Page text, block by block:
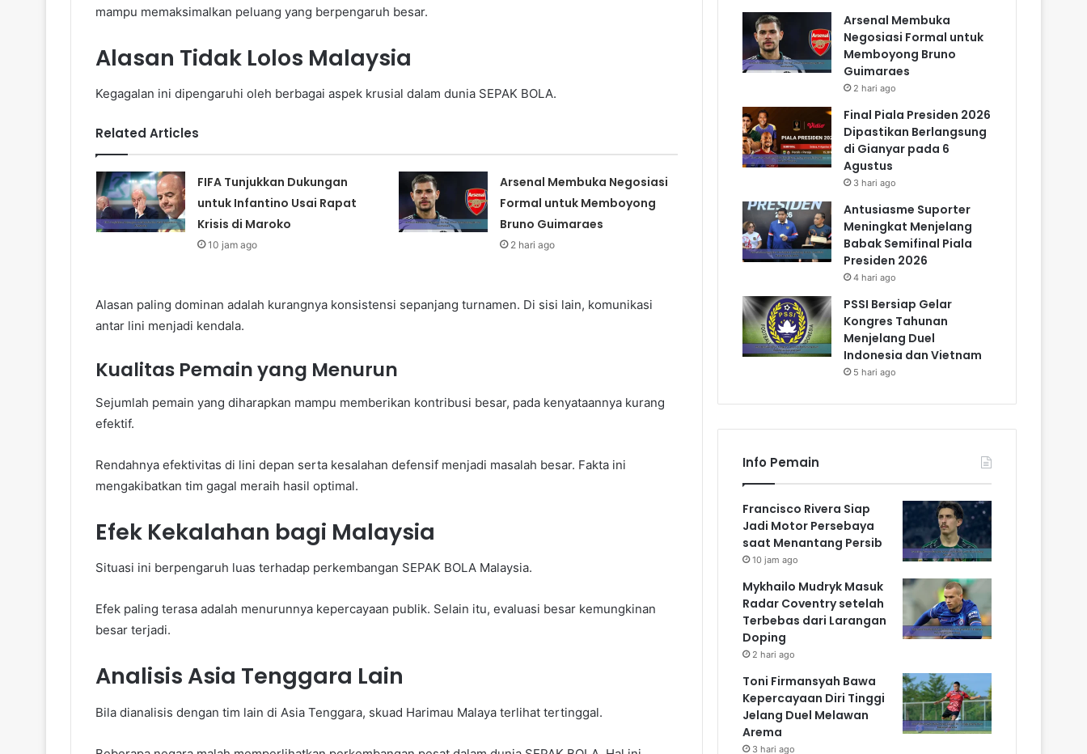
mampu memaksimalkan peluang yang berpengaruh besar.
Alasan Tidak Lolos Malaysia
Kegagalan ini dipengaruhi oleh berbagai aspek krusial dalam dunia SEPAK BOLA.
Related Articles
FIFA Tunjukkan Dukungan
untuk Infantino Usai Rapat
Krisis di Maroko
10 jam ago
Arsenal Membuka Negosiasi
Formal untuk Memboyong
Bruno Guimaraes
2 hari ago
Alasan paling dominan adalah kurangnya konsistensi sepanjang turnamen. Di sisi lain, komunikasi
antar lini menjadi kendala.
Kualitas Pemain yang Menurun
Sejumlah pemain yang diharapkan mampu memberikan kontribusi besar, pada kenyataannya kurang
efektif.
Rendahnya efektivitas di lini depan serta kesalahan defensif menjadi masalah besar. Fakta ini
mengakibatkan tim gagal meraih hasil optimal.
Efek Kekalahan bagi Malaysia
Situasi ini berpengaruh luas terhadap perkembangan SEPAK BOLA Malaysia.
Efek paling terasa adalah menurunnya kepercayaan publik. Selain itu, evaluasi besar kemungkinan
besar terjadi.
Analisis Asia Tenggara Lain
Bila dianalisis dengan tim lain di Asia Tenggara, skuad Harimau Malaya terlihat tertinggal.
Arsenal Membuka
Negosiasi Formal untuk
Memboyong Bruno
Guimaraes
2 hari ago
Final Piala Presiden 2026
Dipastikan Berlangsung
di Gianyar pada 6
Agustus
3 hari ago
Antusiasme Suporter
Meningkat Menjelang
Babak Semifinal Piala
Presiden 2026
4 hari ago
PSSI Bersiap Gelar
Kongres Tahunan
Menjelang Duel
Indonesia dan Vietnam
5 hari ago
Info Pemain
Francisco Rivera Siap
Jadi Motor Persebaya
saat Menantang Persib
10 jam ago
Mykhailo Mudryk Masuk
Radar Coventry setelah
Terbebas dari Larangan
Doping
2 hari ago
Toni Firmansyah Bawa
Kepercayaan Diri Tinggi
Jelang Duel Melawan
Arema
3 hari ago